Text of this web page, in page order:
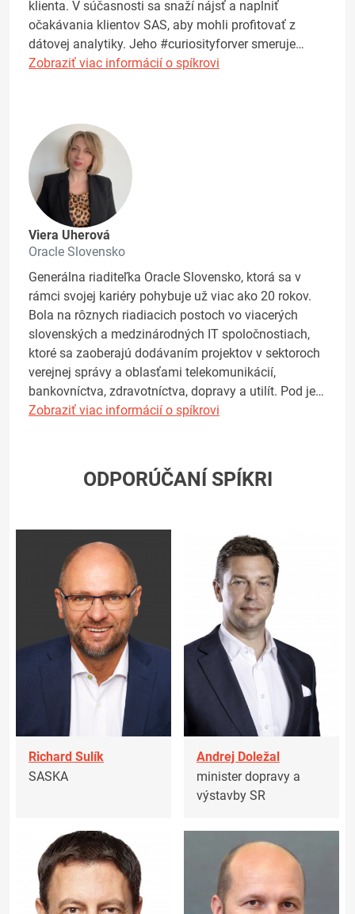
klienta. V súčasnosti sa snaží nájsť a naplniť
očakávania klientov SAS, aby mohli profitovať z
dátovej analytiky. Jeho #curiosityforver smeruje…
Zobraziť viac informácií o spíkrovi
Viera Uherová
Oracle Slovensko
Generálna riaditeľka Oracle Slovensko, ktorá sa v
rámci svojej kariéry pohybuje už viac ako 20 rokov.
Bola na rôznych riadiacich postoch vo viacerých
slovenských a medzinárodných IT spoločnostiach,
ktoré sa zaoberajú dodávaním projektov v sektoroch
verejnej správy a oblasťami telekomunikácií,
bankovníctva, zdravotníctva, dopravy a utilít. Pod je…
Zobraziť viac informácií o spíkrovi
ODPORÚČANÍ SPÍKRI
Richard Sulík
SASKA
Andrej Doležal
minister dopravy a
výstavby SR